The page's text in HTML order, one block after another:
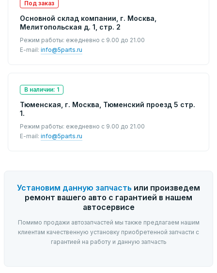
Под заказ
Основной склад компании, г. Москва,
Мелитопольская д. 1, стр. 2
Режим работы: ежедневно с 9.00 до 21.00
E-mail: info@5parts.ru
В наличии: 1
Тюменская, г. Москва, Тюменский проезд 5 стр.
1.
Режим работы: ежедневно с 9.00 до 21.00
E-mail: info@5parts.ru
Установим данную запчасть или произведем
ремонт вашего авто с гарантией в нашем
автосервисе
Помимо продажи автозапчастей мы также предлагаем нашим
клиентам качественную установку приобретенной запчасти с
гарантией на работу и данную запчасть